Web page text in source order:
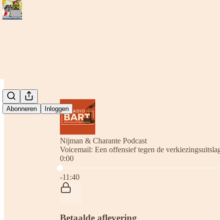
Abonneren Inloggen
Nijman & Charante Podcast
Voicemail: Een offensief tegen de
0:00
Huidige tijd: 0:00 / Totale tijd: -11:40
-11:40
Betaalde aflevering